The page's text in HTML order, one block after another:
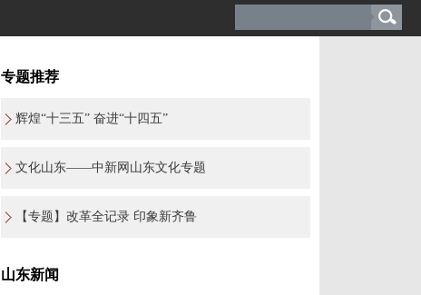
专题推荐
辉煌“十三五” 奋进“十四五”
文化山东——中新网山东文化专题
【专题】改革全记录 印象新齐鲁
山东新闻